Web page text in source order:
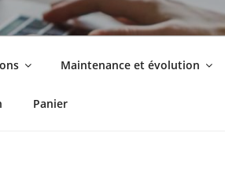
Maintenance et évolution
Panier